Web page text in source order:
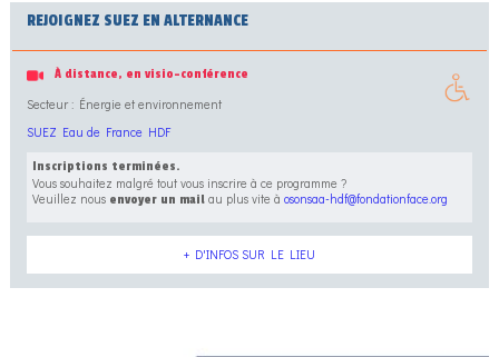
REJOIGNEZ SUEZ EN ALTERNANCE
À distance, en visio-conférence
Secteur : Énergie et environnement
SUEZ Eau de France HDF
Inscriptions terminées.
Vous souhaitez malgré tout vous inscrire à ce programme ?
Veuillez nous envoyer un mailau plus vite à osonsaa-hdf@fondationface.org
+ D'INFOS SUR LE LIEU